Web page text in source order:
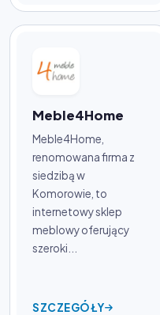
Meble4Home
Meble4Home,
renomowana firma z
siedzibą w
Komorowie, to
internetowy sklep
meblowy oferujący
szeroki...
SZCZEGÓŁY